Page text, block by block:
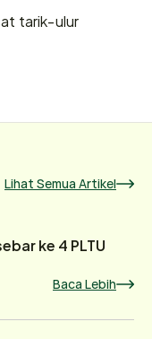
tarik-ulur
Lihat Semua Artikel
ke 4 PLTU
Baca Lebih